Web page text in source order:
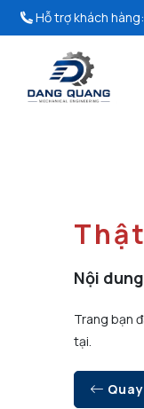
Hỗ trợ khách hàng:
Nội
Trang bạn
tại.